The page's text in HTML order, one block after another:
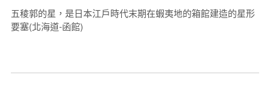
五稜郭的星，是日本江戶時代末期在蝦夷地的箱館建造的星形
要塞(北海道-函館)